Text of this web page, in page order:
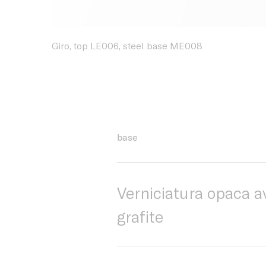
Giro, top LE006, steel base ME008
base
Verniciatura opaca
grafite